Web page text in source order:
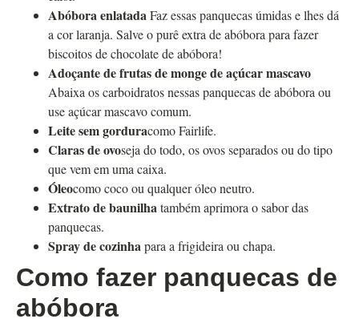
Abóbora enlatada Faz essas panquecas úmidas e lhes dá
a cor laranja. Salve o purê extra de abóbora para fazer
biscoitos de chocolate de abóbora!
Adoçante de frutas de monge de açúcar mascavo
Abaixa os carboidratos nessas panquecas de abóbora ou
use açúcar mascavo comum.
Leite sem gorduracomo Fairlife.
Claras de ovoseja do todo, os ovos separados ou do tipo
que vem em uma caixa.
Óleocomo coco ou qualquer óleo neutro.
Extrato de baunilha também aprimora o sabor das
panquecas.
Spray de cozinha para a frigideira ou chapa.
Como fazer panquecas de
abóbora